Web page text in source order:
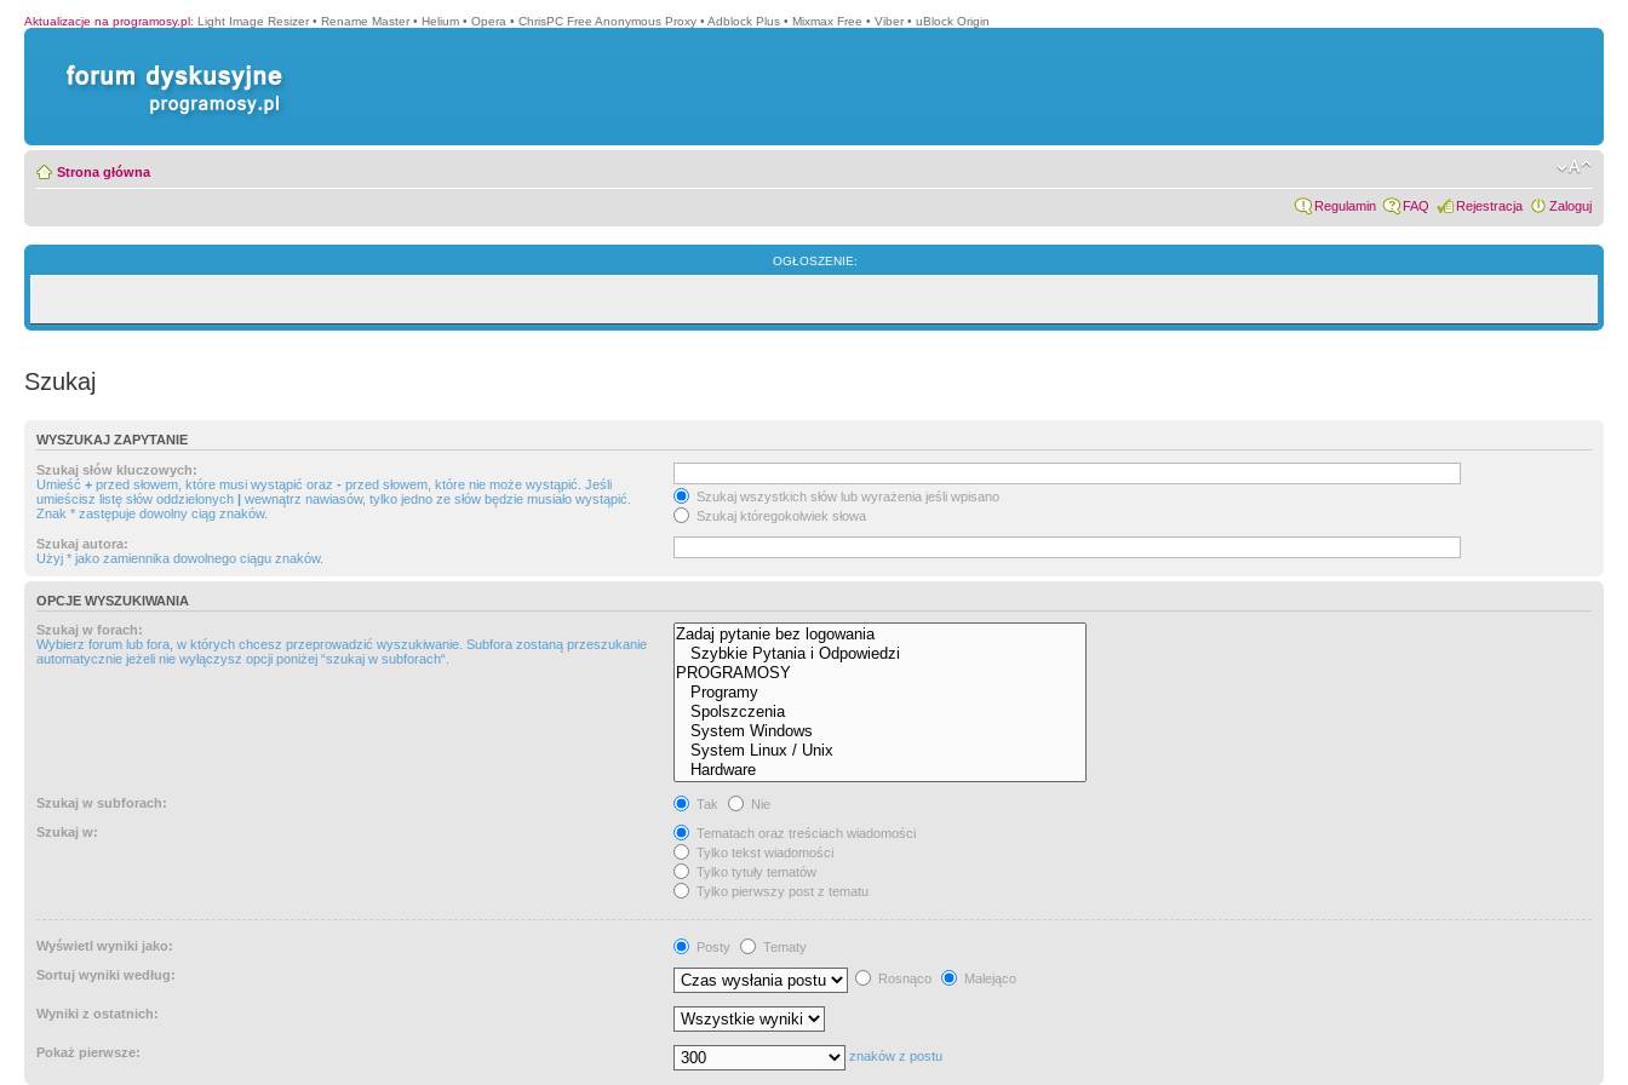
Aktualizacje na programosy.pl: Light Image Resizer • Rename Master • Helium • Opera • ChrisPC Free Anonymous Proxy • Adblock Plus • Mixmax Free • Viber • uBlock Origin
Strona główna
Regulamin FAQ Rejestracja Zaloguj
OGŁOSZENIE:
Szukaj
WYSZUKAJ ZAPYTANIE
Szukaj słów kluczowych:
Umieść + przed słowem, które musi wystąpić oraz - przed słowem, które nie może wystąpić. Jeśli
umieścisz listę słów oddzielonych | wewnątrz nawiasów, tylko jedno ze słów będzie musiało wystąpić.
Znak * zastępuje dowolny ciąg znaków.
Szukaj wszystkich słów lub wyrażenia jeśli wpisano
Szukaj któregokolwiek słowa
Szukaj autora:
Użyj * jako zamiennika dowolnego ciągu znaków.
OPCJE WYSZUKIWANIA
Szukaj w forach:
Wybierz forum lub fora, w których chcesz przeprowadzić wyszukiwanie. Subfora zostaną przeszukanie
automatycznie jeżeli nie wyłączysz opcji poniżej “szukaj w subforach“.
Szukaj w subforach: Tak
Nie
Szukaj w:
Tematach oraz treściach wiadomości
Tylko tekst wiadomości
Tylko tytuły tematów
Tylko pierwszy post z tematu
Wyświetl wyniki jako: Posty
Tematy
Sortuj wyniki według:
Rosnąco Malejąco
Wyniki z ostatnich:
Pokaż pierwsze: znaków z postu